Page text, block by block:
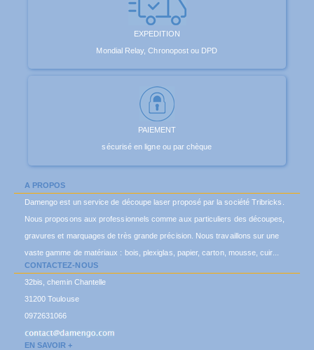
EXPEDITION
Mondial Relay, Chronopost ou DPD
PAIEMENT
sécurisé en ligne ou par chèque
A PROPOS
Damengo est un service de découpe laser proposé par la société Tribricks.
Nous proposons aux professionnels comme aux particuliers des découpes,
gravures et marquages de très grande précision. Nous travaillons sur une
vaste gamme de matériaux : bois, plexiglas, papier, carton, mousse, cuir...
CONTACTEZ-NOUS
32bis, chemin Chantelle
31200 Toulouse
0972631066
EN SAVOIR +